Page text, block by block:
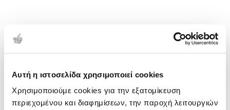
Αυτή η ιστοσελίδα χρησιμοποιεί cookies
Χρησιμοποιούμε cookies για την εξατομίκευση
περιεχομένου και διαφημίσεων, την παροχή λειτουργιών